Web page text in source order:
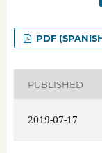
PDF
PUBLISHED
2019-07-17